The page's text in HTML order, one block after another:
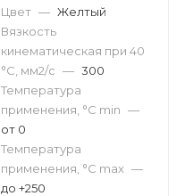
Цвет — Желтый
Вязкость
кинематическая при 40
°С, мм2/с — 300
Температура
применения, °С min —
от 0
Температура
применения, °С max —
до +250